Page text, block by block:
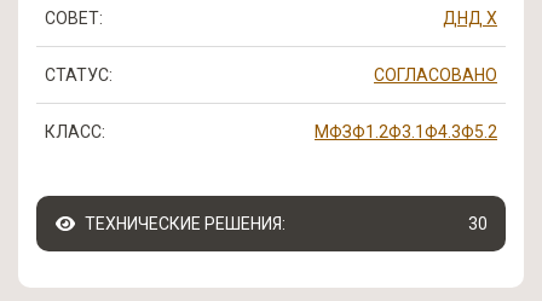
СОВЕТ: ДНД Х
СТАТУС: СОГЛАСОВАНО
КЛАСС: МФЗФ1.2Ф3.1Ф4.3Ф5.2
ТЕХНИЧЕСКИЕ РЕШЕНИЯ: 30